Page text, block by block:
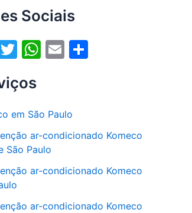
Sociais
T
itt
er
W
s
A
p
E
l
em São Paulo
ar-condicionado Komeco
São Paulo
ar-condicionado Komeco
ar-condicionado Komeco